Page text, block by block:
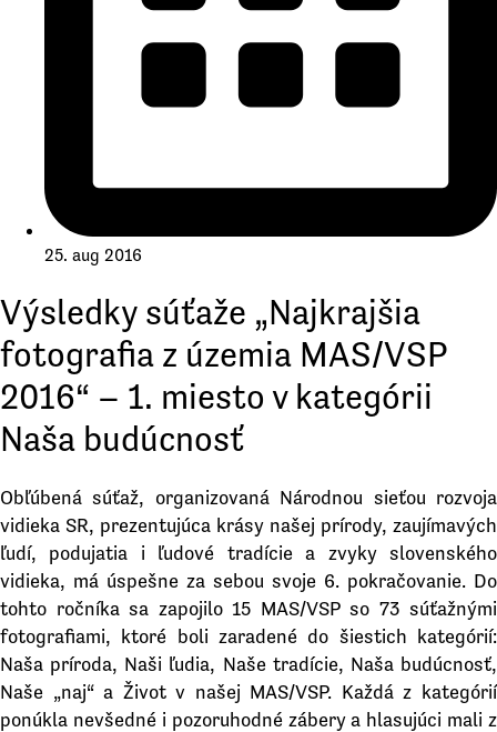
25. aug 2016
Výsledky súťaže „Najkrajšia
fotografia z územia MAS/VSP
2016“ – 1. miesto v kategórii
Naša budúcnosť
Obľúbená súťaž, organizovaná Národnou sieťou rozvoja
vidieka SR, prezentujúca krásy našej prírody, zaujímavých
ľudí, podujatia i ľudové tradície a zvyky slovenského
vidieka, má úspešne za sebou svoje 6. pokračovanie. Do
tohto ročníka sa zapojilo 15 MAS/VSP so 73 súťažnými
fotografiami, ktoré boli zaradené do šiestich kategórií:
Naša príroda, Naši ľudia, Naše tradície, Naša budúcnosť,
Naše „naj“ a Život v našej MAS/VSP. Každá z kategórií
ponúkla nevšedné i pozoruhodné zábery a hlasujúci mali z